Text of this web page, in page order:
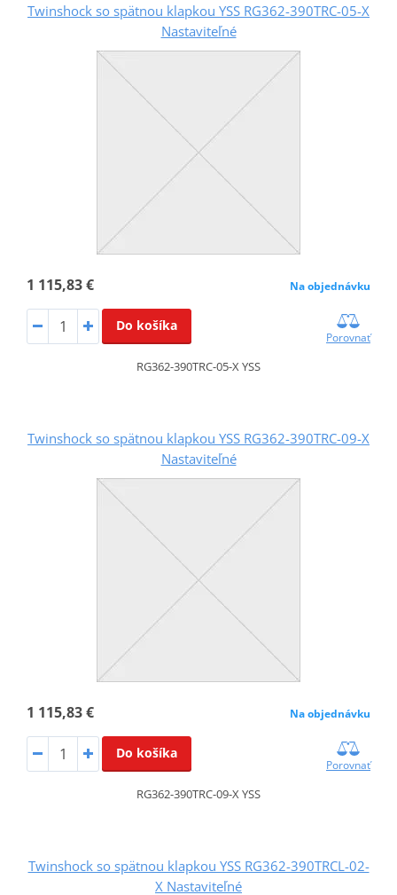
Twinshock so spätnou klapkou YSS RG362-390TRC-05-X
Nastaviteľné
1 115,83 € Na objednávku
Do košíka
Porovnať
RG362-390TRC-05-X YSS
Twinshock so spätnou klapkou YSS RG362-390TRC-09-X
Nastaviteľné
1 115,83 € Na objednávku
Do košíka
Porovnať
RG362-390TRC-09-X YSS
Twinshock so spätnou klapkou YSS RG362-390TRCL-02-
X Nastaviteľné